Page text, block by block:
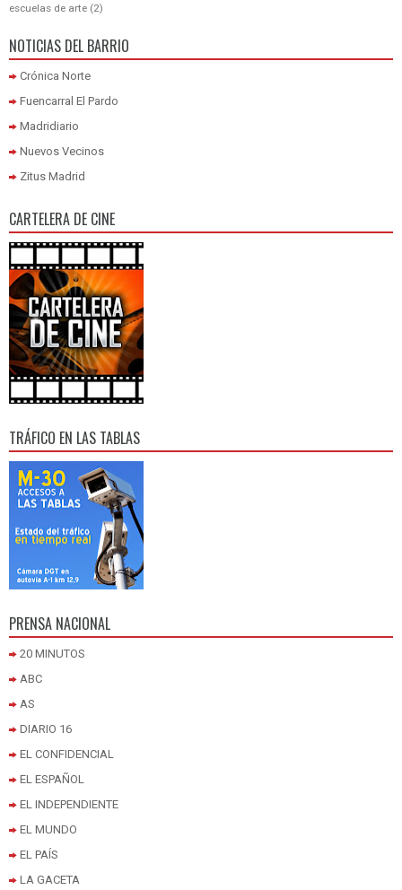
escuelas de arte (2)
NOTICIAS DEL BARRIO
Crónica Norte
Fuencarral El Pardo
Madridiario
Nuevos Vecinos
Zitus Madrid
CARTELERA DE CINE
TRÁFICO EN LAS TABLAS
PRENSA NACIONAL
20 MINUTOS
ABC
AS
DIARIO 16
EL CONFIDENCIAL
EL ESPAÑOL
EL INDEPENDIENTE
EL MUNDO
EL PAÍS
LA GACETA